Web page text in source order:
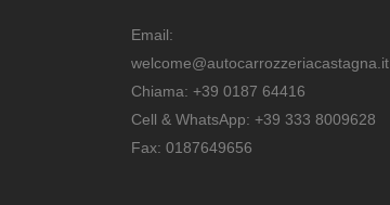
Email:
welcome@autocarrozzeriacastagna.it
Chiama: +39 0187 64416
Cell & WhatsApp: +39 333 8009628
Fax: 0187649656